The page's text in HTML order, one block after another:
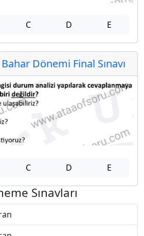
C D E
Dönemi Final Sınavı
C D E
Sınavları